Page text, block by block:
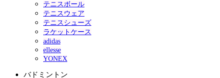
テニスボール
テニスウェア
テニスシューズ
ラケットケース
adidas
ellesse
YONEX
バドミントン